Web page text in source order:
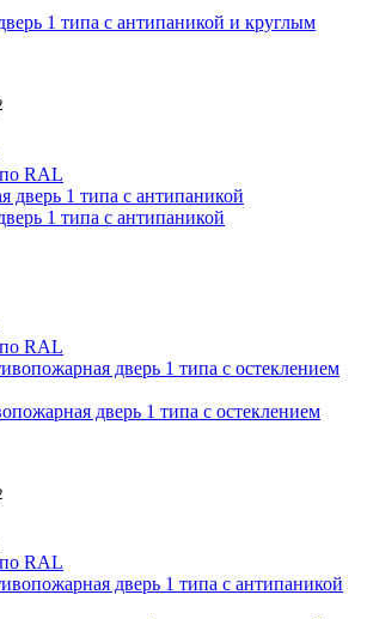
1 типа с антипаникой и круглым
RAL
1 типа с антипаникой
RAL
дверь 1 типа с остеклением
RAL